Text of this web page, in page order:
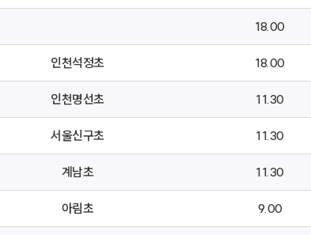
18.00
인천석정초 18.00
인천명선초 11.30
서울신구초 11.30
계남초 11.30
아림초 9.00